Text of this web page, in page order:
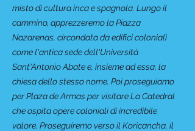
misto di cultura inca e spagnola. Lungo il
cammino, apprezzeremo la Piazza
Nazarenas, circondata da edifici coloniali
come l'antica sede dell'Università
Sant'Antonio Abate e, insieme ad essa, la
chiesa dello stesso nome. Poi proseguiamo
per Plaza de Armas per visitare La Catedral
che ospita opere coloniali di incredibile
valore. Proseguiremo verso il Koricancha, il